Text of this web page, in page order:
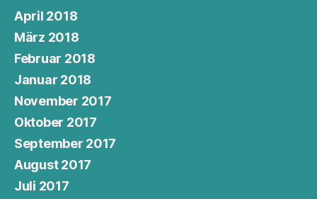
April 2018
März 2018
Februar 2018
Januar 2018
November 2017
Oktober 2017
September 2017
August 2017
Juli 2017